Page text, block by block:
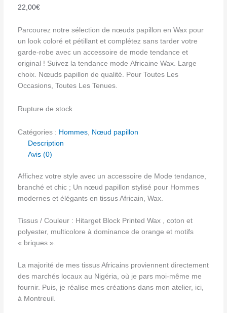
22,00€
Parcourez notre sélection de nœuds papillon en Wax pour
un look coloré et pétillant et complétez sans tarder votre
garde-robe avec un accessoire de mode tendance et
original ! Suivez la tendance mode Africaine Wax. Large
choix. Nœuds papillon de qualité. Pour Toutes Les
Occasions, Toutes Les Tenues.
Rupture de stock
Catégories : Hommes, Nœud papillon
Description
Avis (0)
Affichez votre style avec un accessoire de Mode tendance,
branché et chic ; Un nœud papillon stylisé pour Hommes
modernes et élégants en tissus Africain, Wax.
Tissus / Couleur : Hitarget Block Printed Wax , coton et
polyester, multicolore à dominance de orange et motifs
« briques ».
La majorité de mes tissus Africains proviennent directement
des marchés locaux au Nigéria, où je pars moi-même me
fournir. Puis, je réalise mes créations dans mon atelier, ici,
à Montreuil.